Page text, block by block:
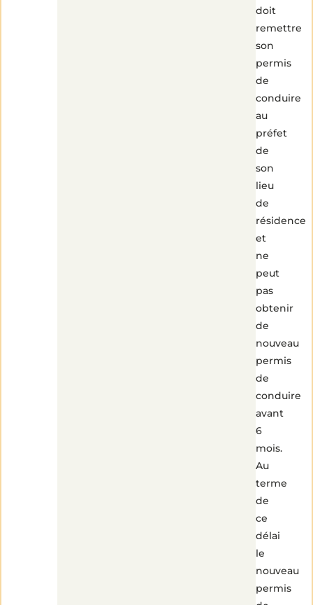
doit
remettre
son
permis
de
conduire
au
préfet
de
son
lieu
de
résidence
et
ne
peut
pas
obtenir
de
nouveau
permis
de
conduire
avant
6
mois.
Au
terme
de
ce
délai
le
nouveau
permis